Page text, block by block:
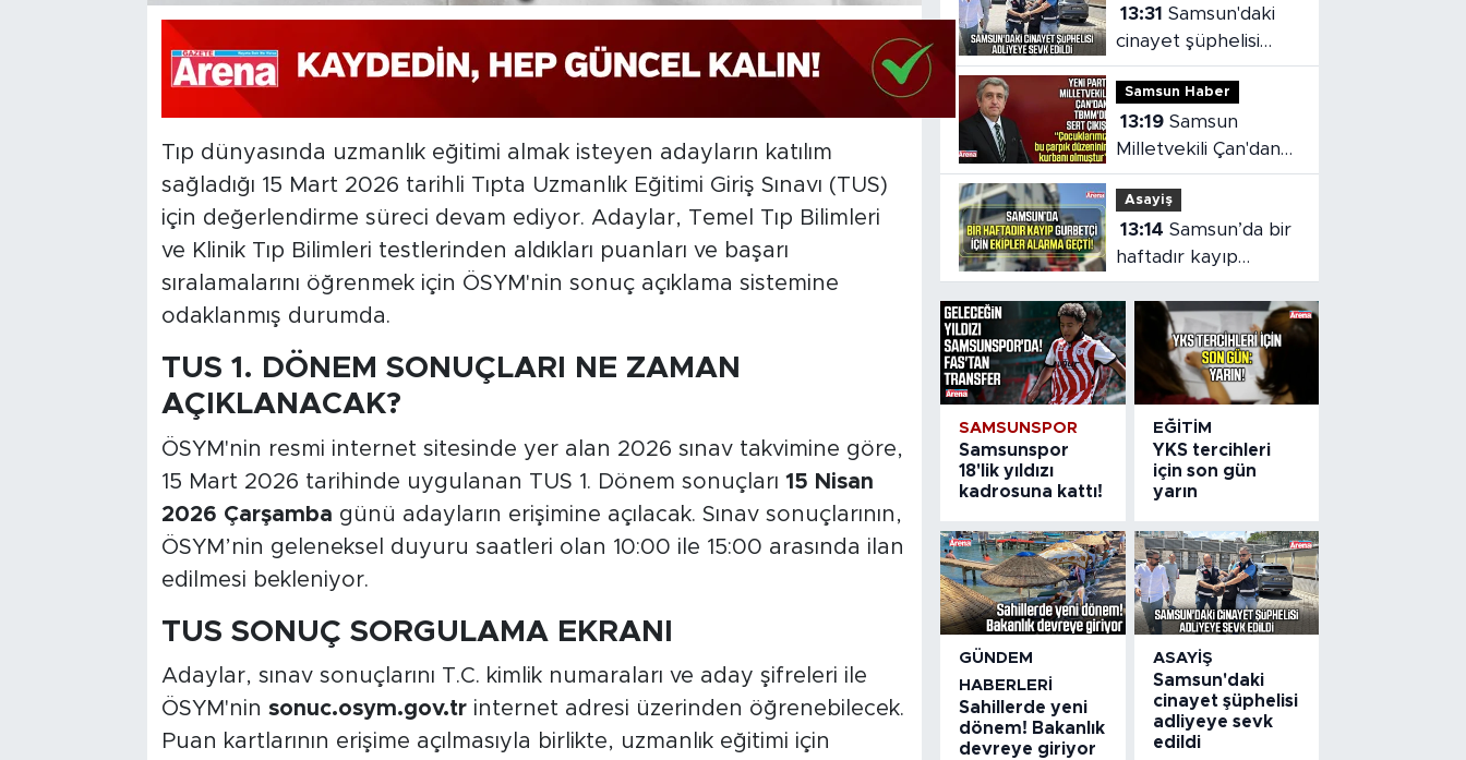
Tıp dünyasında uzmanlık eğitimi almak isteyen adayların katılım
sağladığı 15 Mart 2026 tarihli Tıpta Uzmanlık Eğitimi Giriş Sınavı (TUS)
için değerlendirme süreci devam ediyor. Adaylar, Temel Tıp Bilimleri
ve Klinik Tıp Bilimleri testlerinden aldıkları puanları ve başarı
sıralamalarını öğrenmek için ÖSYM'nin sonuç açıklama sistemine
odaklanmış durumda.
TUS 1. DÖNEM SONUÇLARI NE ZAMAN
AÇIKLANACAK?
ÖSYM'nin resmi internet sitesinde yer alan 2026 sınav takvimine göre,
15 Mart 2026 tarihinde uygulanan TUS 1. Dönem sonuçları 15 Nisan
2026 Çarşamba günü adayların erişimine açılacak. Sınav sonuçlarının,
ÖSYM’nin geleneksel duyuru saatleri olan 10:00 ile 15:00 arasında ilan
edilmesi bekleniyor.
TUS SONUÇ SORGULAMA EKRANI
Adaylar, sınav sonuçlarını T.C. kimlik numaraları ve aday şifreleri ile
ÖSYM'nin sonuc.osym.gov.trinternet adresi üzerinden öğrenebilecek.
Puan kartlarının erişime açılmasıyla birlikte, uzmanlık eğitimi için
13:31 Samsun'daki
cinayet şüphelisi
adliyeye sevk edildi
Samsun Haber
13:19 Samsun
Milletvekili Çan'dan
TBMM'de çocuk
adaleti vurgusu
Asayiş
13:14 Samsun’da bir
haftadır kayıp
gurbetçi için ekipler
alarma geçti
SAMSUNSPOR
Samsunspor
18'lik yıldızı
kadrosuna kattı!
EĞITIM
YKS tercihleri
için son gün
yarın
GÜNDEM
HABERLERI
Sahillerde yeni
dönem! Bakanlık
devreye giriyor
ASAYIŞ
Samsun'daki
cinayet şüphelisi
adliyeye sevk
edildi